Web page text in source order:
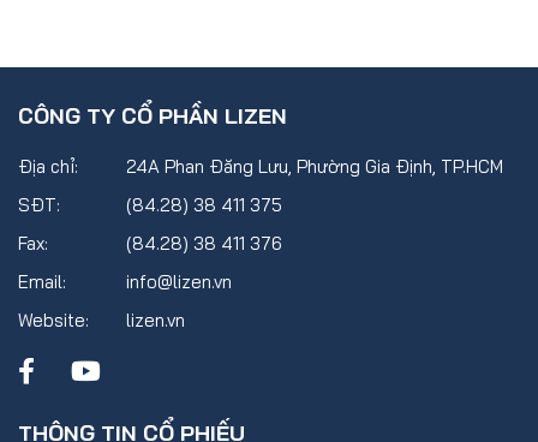
CÔNG TY CỔ PHẦN LIZEN
Địa chỉ:
24A Phan Đăng Lưu, Phường Gia Định, TP.HCM
SĐT:
(84.28) 38 411 375
Fax:
(84.28) 38 411 376
Email:
info@lizen.vn
Website:
lizen.vn
THÔNG TIN CỔ PHIẾU